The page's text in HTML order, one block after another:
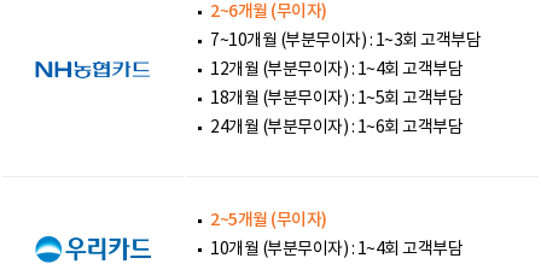
2~6개월 (무이자)
7~10개월 (부분무이자) : 1~3회 고객부담
12개월 (부분무이자) : 1~4회 고객부담
18개월 (부분무이자) : 1~5회 고객부담
24개월 (부분무이자) : 1~6회 고객부담
2~5개월 (무이자)
10개월 (부분무이자) : 1~4회 고객부담